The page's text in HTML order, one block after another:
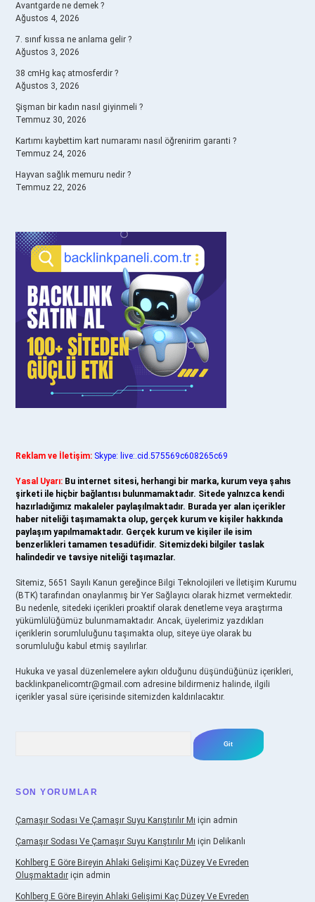
Avantgarde ne demek ?
Ağustos 4, 2026
7. sınıf kıssa ne anlama gelir ?
Ağustos 3, 2026
38 cmHg kaç atmosferdir ?
Ağustos 3, 2026
Şişman bir kadın nasıl giyinmeli ?
Temmuz 30, 2026
Kartımı kaybettim kart numaramı nasıl öğrenirim garanti ?
Temmuz 24, 2026
Hayvan sağlık memuru nedir ?
Temmuz 22, 2026
Reklam ve İletişim: Skype: live:.cid.575569c608265c69
Yasal Uyarı: Bu internet sitesi, herhangi bir marka, kurum veya şahıs
şirketi ile hiçbir bağlantısı bulunmamaktadır. Sitede yalnızca kendi
hazırladığımız makaleler paylaşılmaktadır. Burada yer alan içerikler
haber niteliği taşımamakta olup, gerçek kurum ve kişiler hakkında
paylaşım yapılmamaktadır. Gerçek kurum ve kişiler ile isim
benzerlikleri tamamen tesadüfidir. Sitemizdeki bilgiler taslak
halindedir ve tavsiye niteliği taşımazlar.
Sitemiz, 5651 Sayılı Kanun gereğince Bilgi Teknolojileri ve İletişim Kurumu
(BTK) tarafından onaylanmış bir Yer Sağlayıcı olarak hizmet vermektedir.
Bu nedenle, sitedeki içerikleri proaktif olarak denetleme veya araştırma
yükümlülüğümüz bulunmamaktadır. Ancak, üyelerimiz yazdıkları
içeriklerin sorumluluğunu taşımakta olup, siteye üye olarak bu
sorumluluğu kabul etmiş sayılırlar.
Hukuka ve yasal düzenlemelere aykırı olduğunu düşündüğünüz içerikleri,
backlinkpanelicomtr@gmail.com adresine bildirmeniz halinde, ilgili
içerikler yasal süre içerisinde sitemizden kaldırılacaktır.
SON YORUMLAR
Çamaşır Sodası Ve Çamaşır Suyu Karıştırılır Mı için admin
Çamaşır Sodası Ve Çamaşır Suyu Karıştırılır Mı için Delikanlı
Kohlberg E Göre Bireyin Ahlaki Gelişimi Kaç Düzey Ve Evreden
Oluşmaktadır için admin
Kohlberg E Göre Bireyin Ahlaki Gelişimi Kaç Düzey Ve Evreden